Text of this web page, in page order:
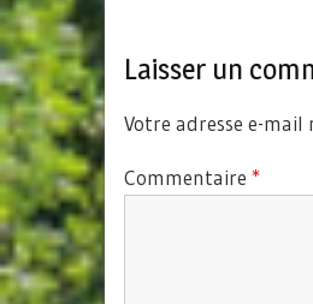
Laisser un
Votre adresse e-mail
Commentaire *